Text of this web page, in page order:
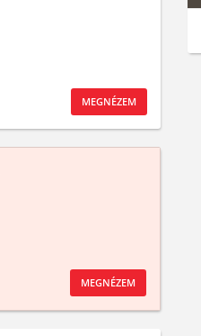
MEGNÉZEM
MEGNÉZEM